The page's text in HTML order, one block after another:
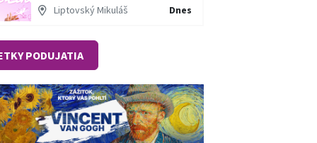
Liptovský Mikuláš Dnes
PODUJATIA